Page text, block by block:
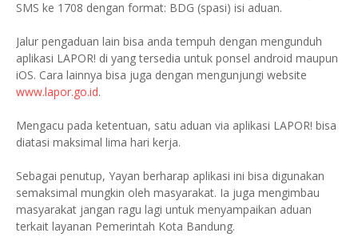
SMS ke 1708 dengan format: BDG (spasi) isi aduan.
Jalur pengaduan lain bisa anda tempuh dengan mengunduh
aplikasi LAPOR! di yang tersedia untuk ponsel android maupun
iOS. Cara lainnya bisa juga dengan mengunjungi website
www.lapor.go.id.
Mengacu pada ketentuan, satu aduan via aplikasi LAPOR! bisa
diatasi maksimal lima hari kerja.
Sebagai penutup, Yayan berharap aplikasi ini bisa digunakan
semaksimal mungkin oleh masyarakat. Ia juga mengimbau
masyarakat jangan ragu lagi untuk menyampaikan aduan
terkait layanan Pemerintah Kota Bandung.